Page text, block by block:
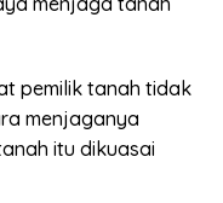
pemilik tanah tidak
menjaganya
itu dikuasai